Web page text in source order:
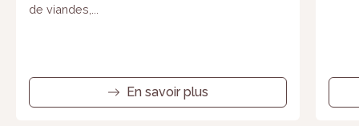
de viandes,...
En savoir plus